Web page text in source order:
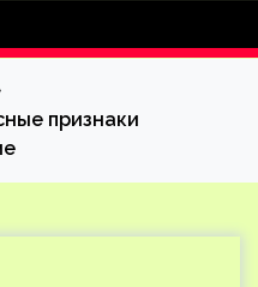
признаки